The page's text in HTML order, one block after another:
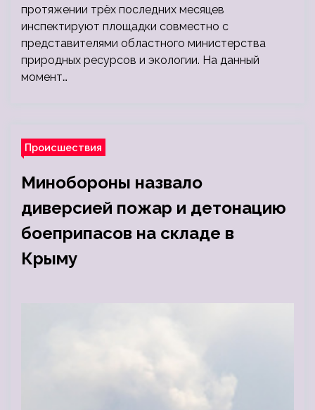
протяжении трёх последних месяцев
инспектируют площадки совместно с
представителями областного министерства
природных ресурсов и экологии. На данный
момент…
Происшествия
Минобороны назвало
диверсией пожар и детонацию
боеприпасов на складе в
Крыму